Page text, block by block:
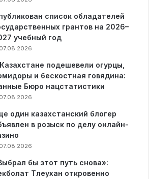
список обладателей
грантов на 2026–
учебный год
07.08.2026
подешевели огурцы,
и бескостная говядина:
Бюро нацстатистики
07.08.2026
один казахстанский блогер
в розыск по делу онлайн-
07.08.2026
бы этот путь снова»:
Тлеухан откровенно